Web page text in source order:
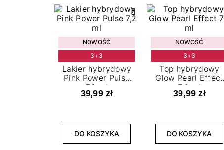
NOWOŚĆ
3+3
Lakier hybrydowy
Pink Power Pulse
7,2 ml
39,99 zł
DO KOSZYKA
NOWOŚĆ
3+3
Top hybrydowy
Glow Pearl Effect
7,2 ml
39,99 zł
DO KOSZYKA